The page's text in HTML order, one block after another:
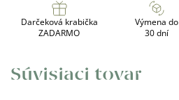
Darčeková krabička
ZADARMO
Výmena do
30 dní
Súvisiaci tovar